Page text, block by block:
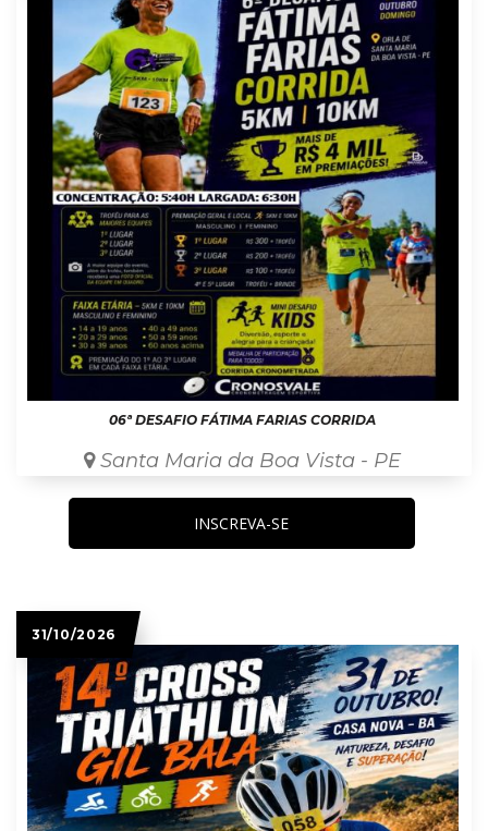
06ª DESAFIO FÁTIMA FARIAS CORRIDA
Santa Maria da Boa Vista - PE
INSCREVA-SE
31/10/2026